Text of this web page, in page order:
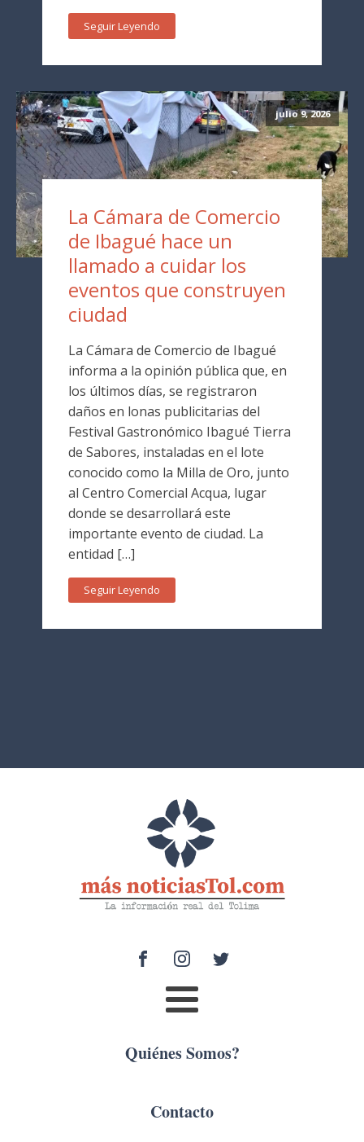
Seguir Leyendo
julio 9, 2026
La Cámara de Comercio
de Ibagué hace un
llamado a cuidar los
eventos que construyen
ciudad
La Cámara de Comercio de Ibagué
informa a la opinión pública que, en
los últimos días, se registraron
daños en lonas publicitarias del
Festival Gastronómico Ibagué Tierra
de Sabores, instaladas en el lote
conocido como la Milla de Oro, junto
al Centro Comercial Acqua, lugar
donde se desarrollará este
importante evento de ciudad. La
entidad […]
Seguir Leyendo
Quiénes Somos?
Contacto